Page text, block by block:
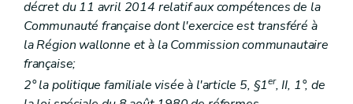
Art. 77
Art. 78
Art. 79
Art. 80
Art. 81
décret du 11 avril 2014 relatif aux compétences de la
Communauté française dont l'exercice est transféré à
la Région wallonne et à la Commission communautaire
française;
2° la politique familiale visée à l'article 5, §1er, II, 1°, de